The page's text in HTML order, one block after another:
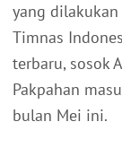
yang
Timnas
terbaru, sosok
Pakpahan
bulan Mei ini.